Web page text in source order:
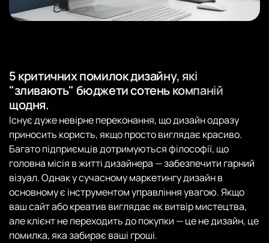
5 критичних помилок дизайну, які
"зливають" бюджети сотень компаній
щодня.
Існує дуже невірне переконання, що дизайн одразу
приносить користь, якщо просто виглядає красиво.
Багато підприємців дотримуються філософії, що
головна місія в житті дизайнера — забезпечити гарний
візуал. Однак у сучасному маркетингу дизайн в
основному є інструментом управління увагою. Якщо
ваш сайт або креатив виглядає як витвір мистецтва,
але клієнт не переходить до покупки — це не дизайн, це
помилка, яка забирає ваші гроші.